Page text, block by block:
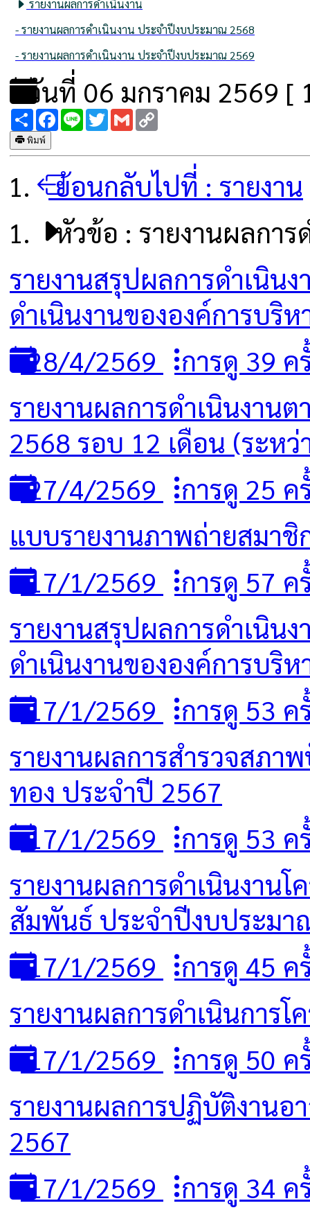
รายงานผลการดำเนินงาน
- รายงานผลการดำเนินงาน ประจำปีงบประมาณ 2568
- รายงานผลการดำเนินงาน ประจำปีงบประมาณ 2569
วันที่ 06 มกราคม 2569 [
ShareFacebook
Line TwitterGmail
พิมพ์
ย้อนกลับไปที่ : รายงาน
หัวข้อ : รายงานผลการ
รายงานสรุปผลการดำเนิน
ดำเนินงานขององค์การบ
28/4/2569 การดู 39 ค
รายงานผลการดำเนินงา
2568 รอบ 12 เดือน (ระห
27/4/2569 การดู 25 ค
แบบรายงานภาพถ่ายสมาชิ
17/1/2569 การดู 57 ค
รายงานสรุปผลการดำเนิน
ดำเนินงานขององค์การบ
17/1/2569 การดู 53 ค
รายงานผลการสำรวจสภ
ทอง ประจำปี 2567
17/1/2569 การดู 53 ค
รายงานผลการดำเนินงาน
สัมพันธ์ ประจำปีงบประมา
17/1/2569 การดู 45 ค
รายงานผลการดำเนินกา
17/1/2569 การดู 50 ค
รายงานผลการปฏิบัติงาน
2567
17/1/2569 การดู 34 ค